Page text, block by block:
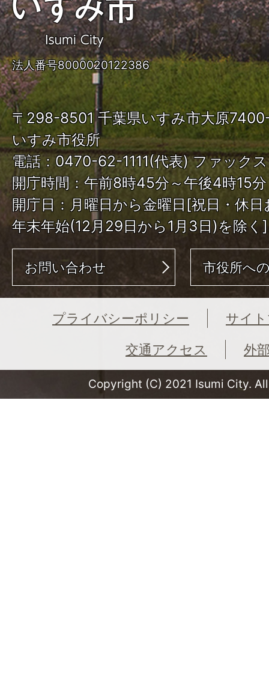
す
み
市
ISUMI
City
法人番号8000020122386
〒298-8501 千葉県いすみ市大原
いすみ市役所
電話：0470-62-1111(代表) ファック
開庁時間：午前8時45分～午後4時15分
開庁日：月曜日から金曜日[祝日・休日
年末年始(12月29日から1月3日)を除く]
お問い合わせ 市役所へ
プライバシーポリシー
サイ
交通アクセス
外
Copyright (C) 2021 Isumi City.